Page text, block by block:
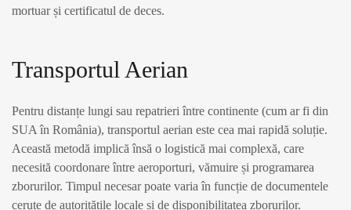
mortuar și certificatul de deces.
Transportul Aerian
Pentru distanțe lungi sau repatrieri între continente (cum ar fi din
SUA în România), transportul aerian este cea mai rapidă soluție.
Această metodă implică însă o logistică mai complexă, care
necesită coordonare între aeroporturi, vămuire și programarea
zborurilor. Timpul necesar poate varia în funcție de documentele
cerute de autoritățile locale și de disponibilitatea zborurilor.